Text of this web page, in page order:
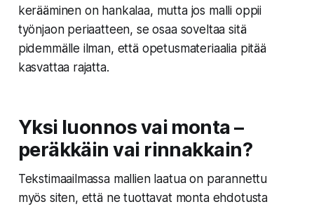
kerääminen on hankalaa, mutta jos malli oppii
työnjaon periaatteen, se osaa soveltaa sitä
pidemmälle ilman, että opetusmateriaalia pitää
kasvattaa rajatta.
Yksi luonnos vai monta –
peräkkäin vai rinnakkain?
Tekstimaailmassa mallien laatua on parannettu
myös siten, että ne tuottavat monta ehdotusta